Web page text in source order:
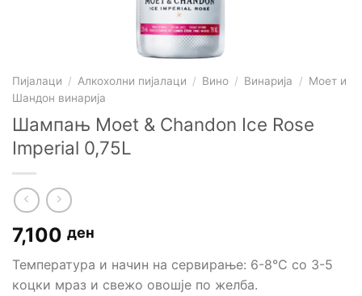
Пијалаци / Алкохолни пијалаци / Вино / Винарија / Моет и
Шандон винарија
Шампањ Moet & Chandon Ice Rose
Imperial 0,75L
7,100 ден
Температура и начин на сервирање: 6-8°C со 3-5
коцки мраз и свежо овошје по желба.